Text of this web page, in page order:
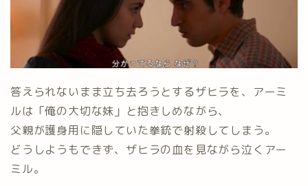
答えられないまま立ち去ろうとするザヒラを、アーミ
ルは「俺の大切な妹」と抱きしめながら、
父親が護身用に隠していた拳銃で射殺してしまう。
どうしようもできず、ザヒラの血を見ながら泣くアー
ミル。